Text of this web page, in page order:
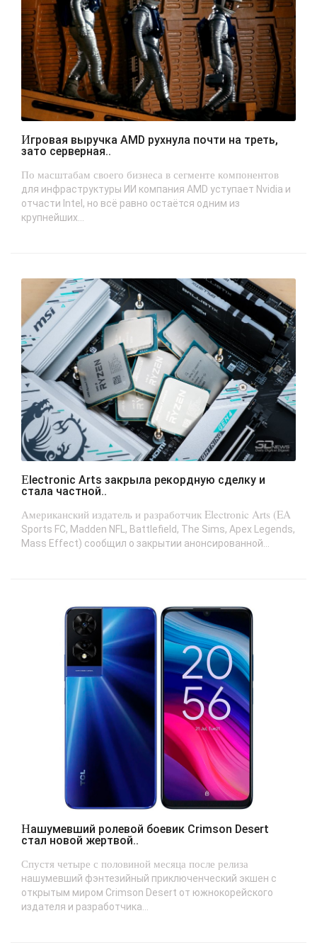
Игровая выручка AMD рухнула почти на треть,
зато серверная..
По масштабам своего бизнеса в сегменте компонентов
для инфраструктуры ИИ компания AMD уступает Nvidia и
отчасти Intel, но всё равно остаётся одним из
крупнейших...
Electronic Arts закрыла рекордную сделку и
стала частной..
Американский издатель и разработчик Electronic Arts (EA
Sports FC, Madden NFL, Battlefield, The Sims, Apex Legends,
Mass Effect) сообщил о закрытии анонсированной...
Нашумевший ролевой боевик Crimson Desert
стал новой жертвой..
Спустя четыре с половиной месяца после релиза
нашумевший фэнтезийный приключенческий экшен с
открытым миром Crimson Desert от южнокорейского
издателя и разработчика...